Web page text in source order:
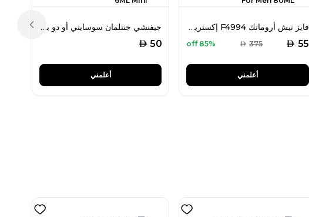
جيفنشي جنتلمان سوسايتي أو دو بارفان حجم مُصغر 6 مل للرجال
AED 50
أعلمني
فايز نيش أروماتك F4994 إكستريت دو بارفان 80 مل للرجال
AED 55
AED 375
85% off
أعلمني
Previous slide